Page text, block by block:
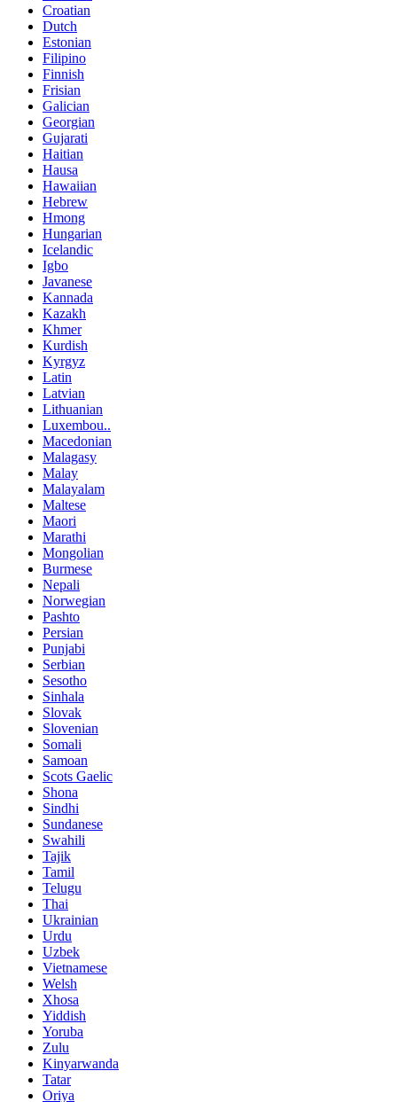
Croatian
Dutch
Estonian
Filipino
Finnish
Frisian
Galician
Georgian
Gujarati
Haitian
Hausa
Hawaiian
Hebrew
Hmong
Hungarian
Icelandic
Igbo
Javanese
Kannada
Kazakh
Khmer
Kurdish
Kyrgyz
Latin
Latvian
Lithuanian
Luxembou..
Macedonian
Malagasy
Malay
Malayalam
Maltese
Maori
Marathi
Mongolian
Burmese
Nepali
Norwegian
Pashto
Persian
Punjabi
Serbian
Sesotho
Sinhala
Slovak
Slovenian
Somali
Samoan
Scots Gaelic
Shona
Sindhi
Sundanese
Swahili
Tajik
Tamil
Telugu
Thai
Ukrainian
Urdu
Uzbek
Vietnamese
Welsh
Xhosa
Yiddish
Yoruba
Zulu
Kinyarwanda
Tatar
Oriya